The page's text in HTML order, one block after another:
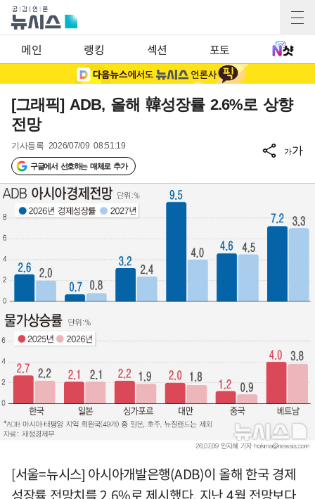
메인 랭킹 섹션 포토
[그래픽] ADB, 올해 韓성장률 2.6%로 상향
전망
기사등록 2026/07/09 08:51:19
구글에서 선호하는 매체로 추가
가가
[서울=뉴시스] 아시아개발은행(ADB)이 올해 한국 경제
성장률 전망치를 2.6%로 제시했다. 지난 4월 전망보다